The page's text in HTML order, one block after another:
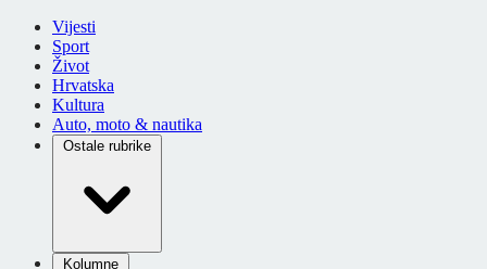
Vijesti
Sport
Život
Hrvatska
Kultura
Auto, moto & nautika
Ostale rubrike
Kolumne